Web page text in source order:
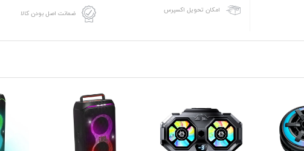
امکان تحویل اکسپرس ضمانت اصل بودن کالا